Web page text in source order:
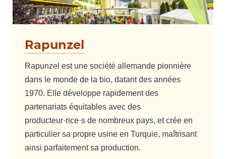
Rapunzel
Rapunzel est une société allemande pionnière
dans le monde de la bio, datant des années
1970. Elle développe rapidement des
partenariats équitables avec des
producteur·rice·s de nombreux pays, et crée en
particulier sa propre usine en Turquie, maîtrisant
ainsi parfaitement sa production.